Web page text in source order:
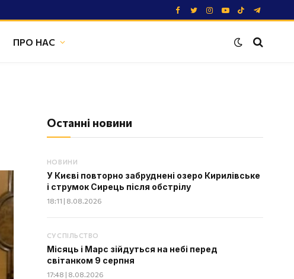
Facebook
TwitterInstagram
YouTube
TikTokTelegram
ПРО НАС
Останні новини
НОВИНИ
У Києві повторно забруднені озеро Кирилівське
і струмок Сирець після обстрілу
18:11 | 8.08.2026
СУСПІЛЬСТВО
Місяць і Марс зійдуться на небі перед
світанком 9 серпня
17:48 | 8.08.2026